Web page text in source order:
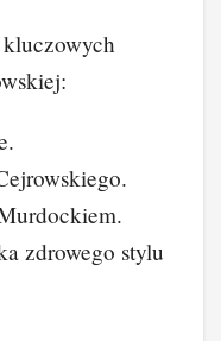
zdrowego stylu